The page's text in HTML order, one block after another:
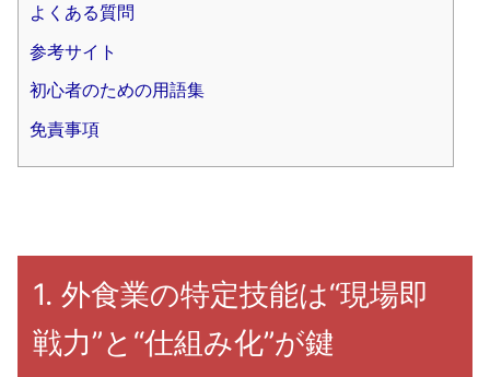
よくある質問
参考サイト
初心者のための用語集
免責事項
1. 外食業の特定技能は“現場即
戦力”と“仕組み化”が鍵